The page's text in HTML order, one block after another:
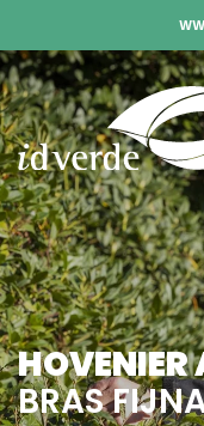
HOVENIER
BRAS